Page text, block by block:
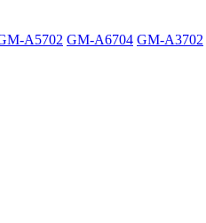
A5702 GM-A6704 GM-A3702